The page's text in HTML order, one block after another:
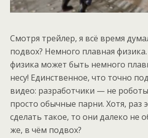
Смотря трейлер, я всё время
подвох? Немного плавная
физика может быть немного
несу! Единственное, что точно
видео: разработчики — не
просто обычные парни. Хотя, раз
сделать такое, то они далеко не
же, в чём подвох?